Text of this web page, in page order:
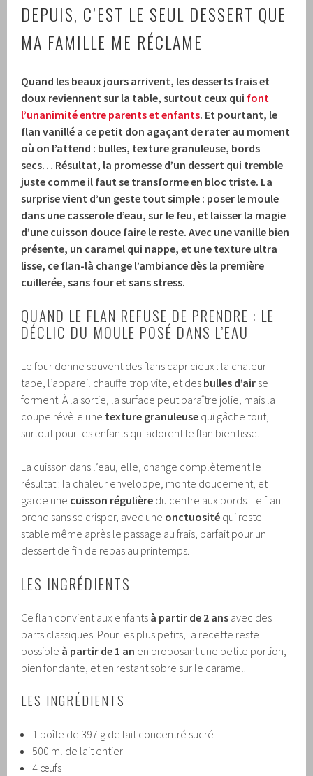
DEPUIS, C’EST LE SEUL DESSERT QUE
MA FAMILLE ME RÉCLAME
Quand les beaux jours arrivent, les desserts frais et
doux reviennent sur la table, surtout ceux qui font
l’unanimité entre parents et enfants. Et pourtant, le
flan vanillé a ce petit don agaçant de rater au moment
où on l’attend : bulles, texture granuleuse, bords
secs… Résultat, la promesse d’un dessert qui tremble
juste comme il faut se transforme en bloc triste. La
surprise vient d’un geste tout simple : poser le moule
dans une casserole d’eau, sur le feu, et laisser la magie
d’une cuisson douce faire le reste. Avec une vanille bien
présente, un caramel qui nappe, et une texture ultra
lisse, ce flan-là change l’ambiance dès la première
cuillerée, sans four et sans stress.
QUAND LE FLAN REFUSE DE PRENDRE : LE
DÉCLIC DU MOULE POSÉ DANS L’EAU
Le four donne souvent des flans capricieux : la chaleur
tape, l’appareil chauffe trop vite, et des bulles d’air se
forment. À la sortie, la surface peut paraître jolie, mais la
coupe révèle une texture granuleuse qui gâche tout,
surtout pour les enfants qui adorent le flan bien lisse.
La cuisson dans l’eau, elle, change complètement le
résultat : la chaleur enveloppe, monte doucement, et
garde une cuisson régulière du centre aux bords. Le flan
prend sans se crisper, avec une onctuosité qui reste
stable même après le passage au frais, parfait pour un
dessert de fin de repas au printemps.
LES INGRÉDIENTS
Ce flan convient aux enfants à partir de 2 ans avec des
parts classiques. Pour les plus petits, la recette reste
possible à partir de 1 an en proposant une petite portion,
bien fondante, et en restant sobre sur le caramel.
LES INGRÉDIENTS
1 boîte de 397 g de lait concentré sucré
500 ml de lait entier
4 œufs